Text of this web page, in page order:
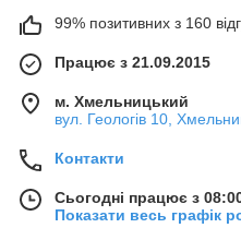
99% позитивних з 160
Працює з 21.09.2015
м. Хмельницький
вул. Геологів 10,
Контакти
Сьогодні працює з
Показати весь графік